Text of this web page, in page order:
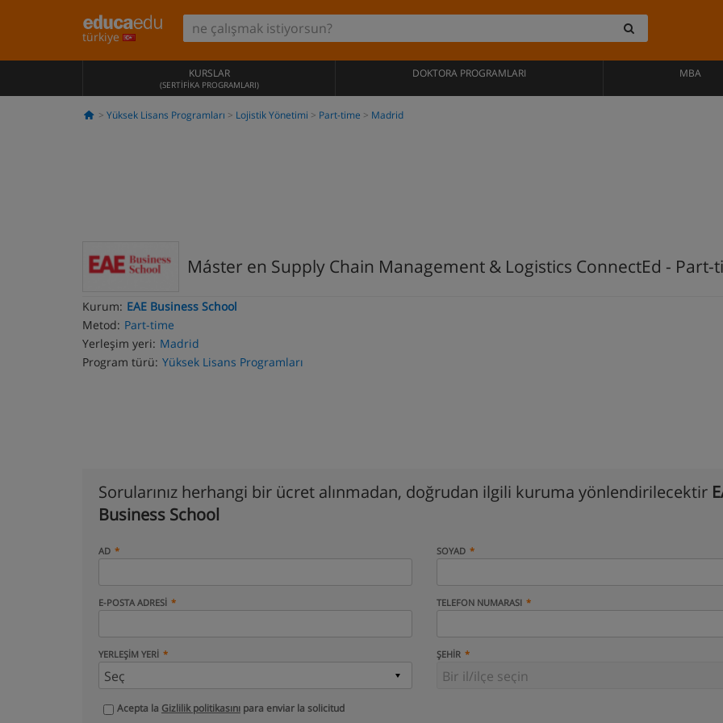
türkiye
KURSLAR
(SERTIFIKA PROGRAMLARI)
DOKTORA PROGRAMLARI MBA
Yüksek Lisans Programları Lojistik Yönetimi Part-time Madrid
Máster en Supply Chain Management & Logistics ConnectEd - Part-
Kurum: EAE Business School
Metod: Part-time
Yerleşim yeri: Madrid
Program türü: Yüksek Lisans Programları
Sorularınız herhangi bir ücret alınmadan, doğrudan ilgili kuruma yönlendirilecektir
Business School
AD SOYAD
E-POSTA ADRESI TELEFON NUMARASI
YERLEŞIM YERI ŞEHIR
Acepta la Gizlilik politikasını para enviar la solicitud